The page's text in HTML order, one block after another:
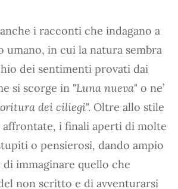
i racconti che indagano a
umano, in cui la natura sembra
dei sentimenti provati dai
si scorge in "Luna nueva" o ne’
dei ciliegi". Oltre allo stile
affrontate, i finali aperti di molte
o pensierosi, dando ampio
immaginare quello che
non scritto e di avventurarsi